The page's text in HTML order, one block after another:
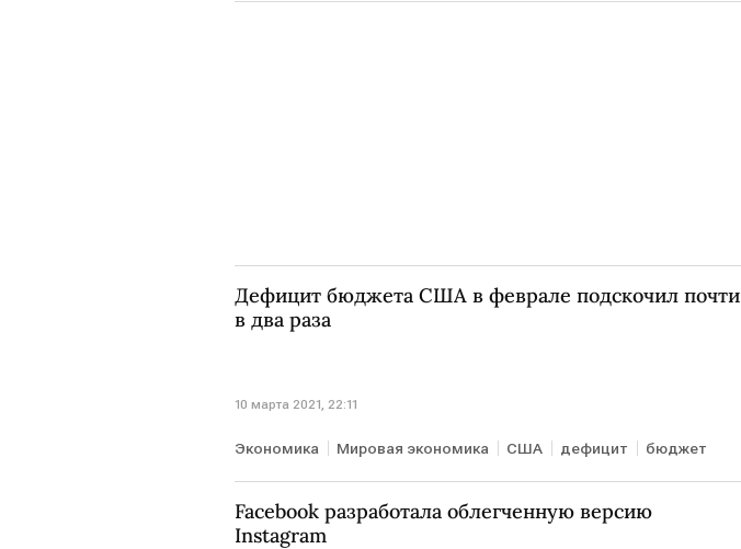
Дефицит бюджета США в феврале подскочил почти
в два раза
10 марта 2021, 22:11
Экономика Мировая экономика США дефицит бюджет
Facebook разработала облегченную версию
Instagram